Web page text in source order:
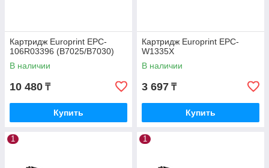
Картридж Europrint EPC-
106R03396 (B7025/B7030)
В наличии
10 480 ₸
Купить
Картридж Europrint EPC-
W1335X
В наличии
3 697 ₸
Купить
1 1